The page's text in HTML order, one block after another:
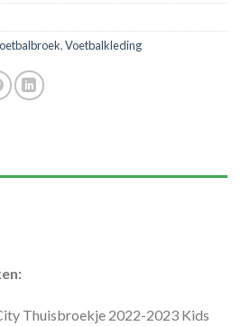
,Voetbalkleding
Thuisbroekje 2022-2023 Kids